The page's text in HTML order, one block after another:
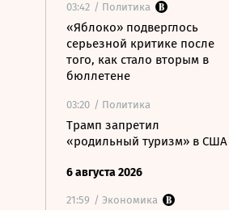
03:42 / Политика
«Яблоко» подверглось
серьезной критике после
того, как стало вторым в
бюллетене
03:20 / Политика
Трамп запретил
«родильный туризм» в США
6 августа 2026
21:59 / Экономика